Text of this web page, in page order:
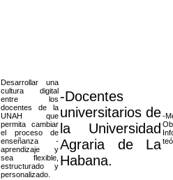
Desarrollar una
cultura digital
entre los
docentes de la
UNAH que
permita cambiar
el proceso de
enseñanza -
aprendizaje y
sea flexible,
estructurado y
personalizado.
-Docentes
universitarios de
la Universidad
Agraria de La
Habana.
-